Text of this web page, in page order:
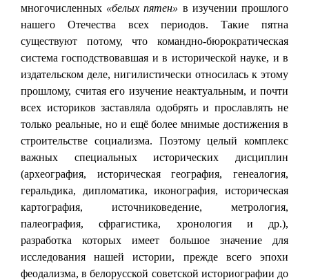
многочисленных «белых пятен» в изучении прошлого
нашего Отечества всех периодов. Такие пятна
существуют потому, что командно-бюрократическая
система господствовавшая и в исторической науке, и в
издательском деле, нигилистически относилась к этому
прошлому, считая его изучение неактуальным, и почти
всех историков заставляла одобрять и прославлять не
только реальные, но и ещё более мнимые достижения в
строительстве социализма. Поэтому целый комплекс
важных специальных исторических дисциплин
(археография, историческая география, генеалогия,
геральдика, дипломатика, иконография, историческая
картография, источниковедение, метрология,
палеография, сфрагистика, хронология и др.),
разработка которых имеет большое значение для
исследования нашей истории, прежде всего эпохи
феодализма, в белорусской советской историографии до